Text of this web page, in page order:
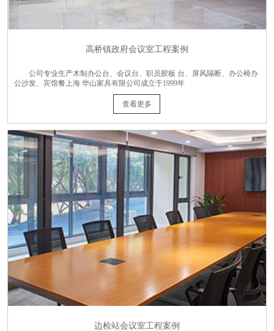
高桥镇政府会议室工程案例
公司专业生产木制办公台、会议台、职员胶板 台、屏风隔断、办公椅办
公沙发、宾馆餐上海 华山家具有限公司成立于1999年
查看更多
边检站会议室工程案例